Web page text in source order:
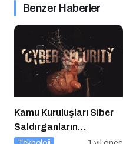
Benzer Haberler
Kamu Kuruluşları Siber
Saldırganların
Hedefinde